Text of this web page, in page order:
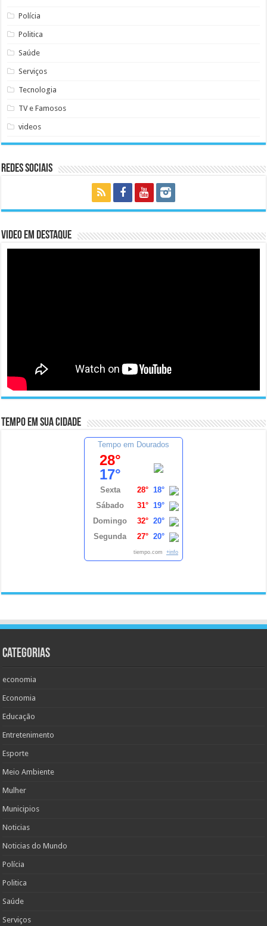
Polícia
Politica
Saúde
Serviços
Tecnologia
TV e Famosos
videos
Redes Sociais
Video em Destaque
Tempo em sua cidade
Tempo em Dourados
28°
17°
Sexta 28° 18°
Sábado
31° 19°
Domingo
32° 20°
Segunda
27° 20°
tiempo.com +info
Categorias
economia
Economia
Educação
Entretenimento
Esporte
Meio Ambiente
Mulher
Municipios
Noticias
Noticias do Mundo
Polícia
Politica
Saúde
Serviços